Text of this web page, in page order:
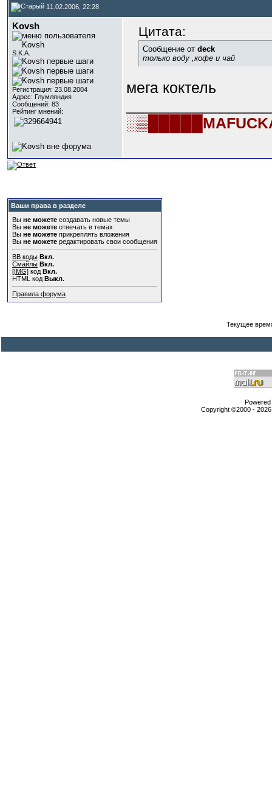
11.02.2006, 22:28
Kovsh
S.K.A.
Регистрация: 23.08.2004
Адрес: Глумляндия
Сообщений: 83
Рейтинг мнений:
Цитата:
Сообщение от deck
только воду ,кофе и чай
мега коктель
Ваши права в разделе
Вы не можете создавать новые темы
Вы не можете отвечать в темах
Вы не можете прикреплять вложения
Вы не можете редактировать свои сообщения
BB коды Вкл.
Смайлы Вкл.
[IMG] код Вкл.
HTML код Выкл.
Правила форума
Текущее
Copyright ©2000 -